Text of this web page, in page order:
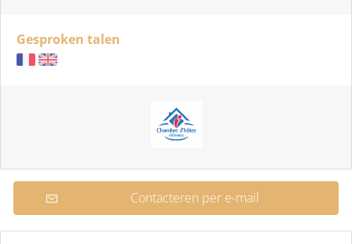
Gesproken talen
Contacteren per e-mail